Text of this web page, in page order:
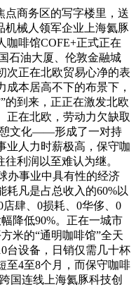
商务区的写字楼里，送
机械人领军企业上海氦豚
咖啡馆COFE+正式正在
石油大厦、伦敦金融城
次正在北欧贸易心净的表
本居高不下的布景下，
的到来，正正在激发北欧
正在北欧，劳动力欠缺取
文化——形成了一对持
业人力时薪极高，保守咖
利润以至难认为继。
办事业中具有性的经济
耗凡是占总收入的60%以
店肆、0损耗、0华侈、0
降低90%。正在一城市
米的“通明咖啡馆”全天
台设备，日销仅需几十杯
至4至8个月，而保守咖啡
国连线上海氦豚科技创